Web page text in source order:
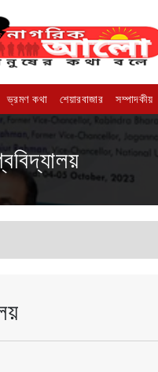
ভ্রমণ কথা শেয়ারবাজার সম্পাদকীয়